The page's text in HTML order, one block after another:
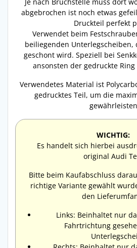
Je nach Bruchstelle muss dort
abgebrochen ist noch etwas
Druckteil perfekt
Verwendet beim
beiliegenden Unterlegscheiben,
geschont wird. Speziell bei
ansonsten der gedruckte
Verwendetes Material ist
gedrucktes Teil, um die
gewährleisten
WICHTIG:
Es handelt sich hierbei
original Audi
Bitte beim Kaufabschluss
richtige Variante gewählt
den
Links: Beinhaltet nur
Fahrtrichtung